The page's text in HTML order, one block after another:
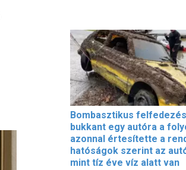
Bombasztikus
bukkant egy autóra a
azonnal értesítette a
hatóságok szerint az
mint tíz éve víz alatt van